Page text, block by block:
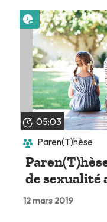
05:03
Paren(T)hèse
de sexualité
12 mars 2019
Lire plus tard